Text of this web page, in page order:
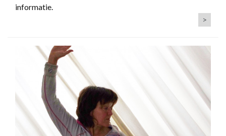
informatie.
>